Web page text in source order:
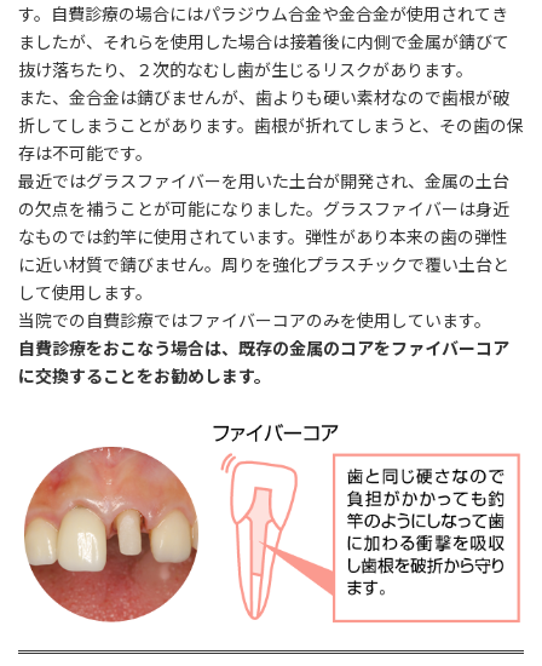
す。自費診療の場合にはパラジウム合金や金合金が使用されてき
ましたが、それらを使用した場合は接着後に内側で金属が錆びて
抜け落ちたり、２次的なむし歯が生じるリスクがあります。
また、金合金は錆びませんが、歯よりも硬い素材なので歯根が破
折してしまうことがあります。歯根が折れてしまうと、その歯の保
存は不可能です。
最近ではグラスファイバーを用いた土台が開発され、金属の土台
の欠点を補うことが可能になりました。グラスファイバーは身近
なものでは釣竿に使用されています。弾性があり本来の歯の弾性
に近い材質で錆びません。周りを強化プラスチックで覆い土台と
して使用します。
当院での自費診療ではファイバーコアのみを使用しています。
自費診療をおこなう場合は、既存の金属のコアをファイバーコア
に交換することをお勧めします。